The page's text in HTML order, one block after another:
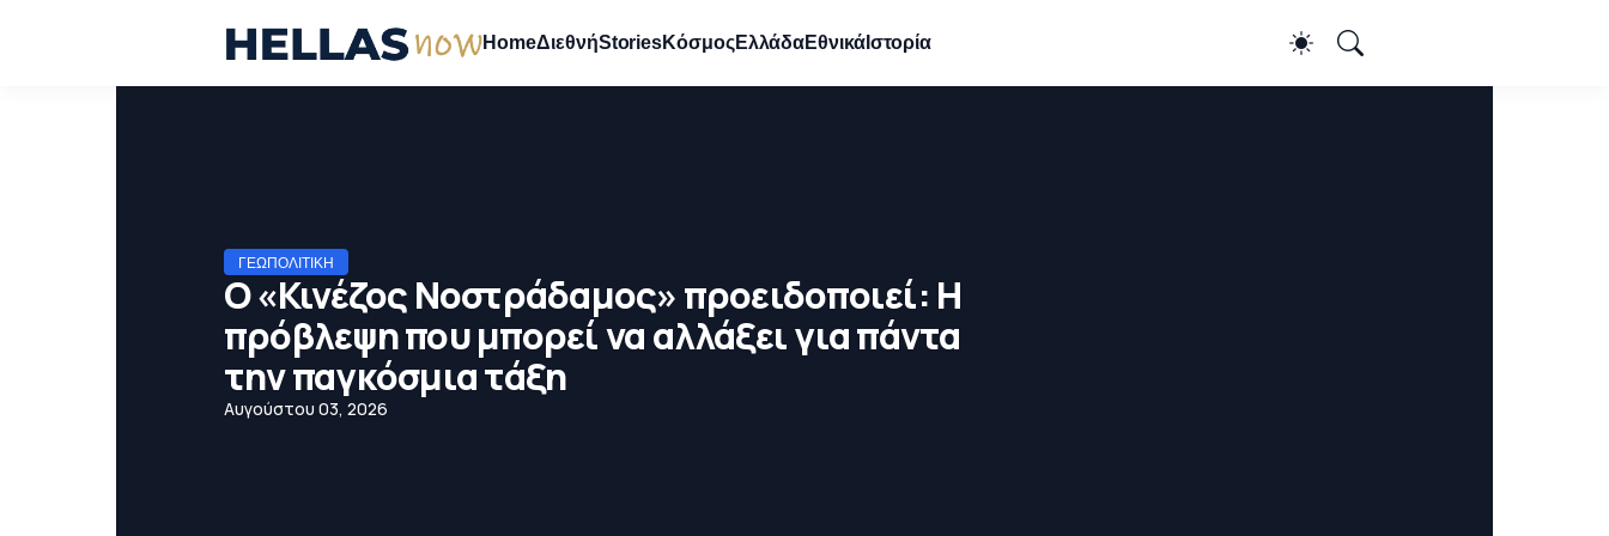
HomeΔιεθνήStoriesΚόσμοςΕλλάδαΕθνικάΙστορία
ΓΕΩΠΟΛΙΤΙΚΉ
Ο «Κινέζος Νοστράδαμος» προειδοποιεί: Η
πρόβλεψη που μπορεί να αλλάξει για πάντα
την παγκόσμια τάξη
Αυγούστου 03, 2026